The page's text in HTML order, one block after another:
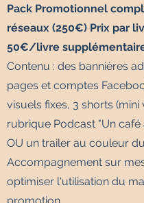
Pack Promotionnel
réseaux (250€) Prix par
50€/livre
Contenu : des bannières
pages et comptes
visuels fixes, 3 shorts (mini
rubrique Podcast "Un café
OU un trailer au couleur
Accompagnement sur
optimiser l'utilisation du